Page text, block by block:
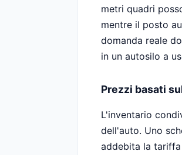
metri quadri
mentre il posto
domanda reale
in un autosilo a
Prezzi basati
L'inventario
dell'auto. Uno
addebita la